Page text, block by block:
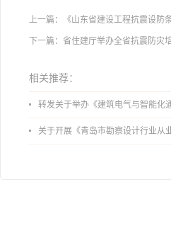
上一篇： 《山东省建设工程抗震设防
下一篇： 省住建厅举办全省抗震防灾
相关推荐：
转发关于举办《建筑电气与智能化通用规范》 GB55024-
关于开展《青岛市勘察设计行业从业人员行为导则》、《青岛市住宅工程设计审查品质提升指引